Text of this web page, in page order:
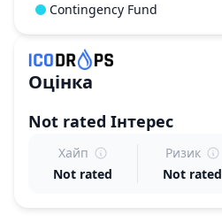
Contingency Fund
Оцінка
Not rated Інтерес
Хайп
Not rated
Ризик
Not rated